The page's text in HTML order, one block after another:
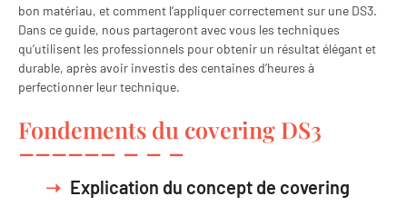
bon matériau, et comment l’appliquer correctement sur une DS3.
Dans ce guide, nous partageront avec vous les techniques
qu’utilisent les professionnels pour obtenir un résultat élégant et
durable, après avoir investis des centaines d’heures à
perfectionner leur technique.
Fondements du covering DS3
Explication du concept de covering